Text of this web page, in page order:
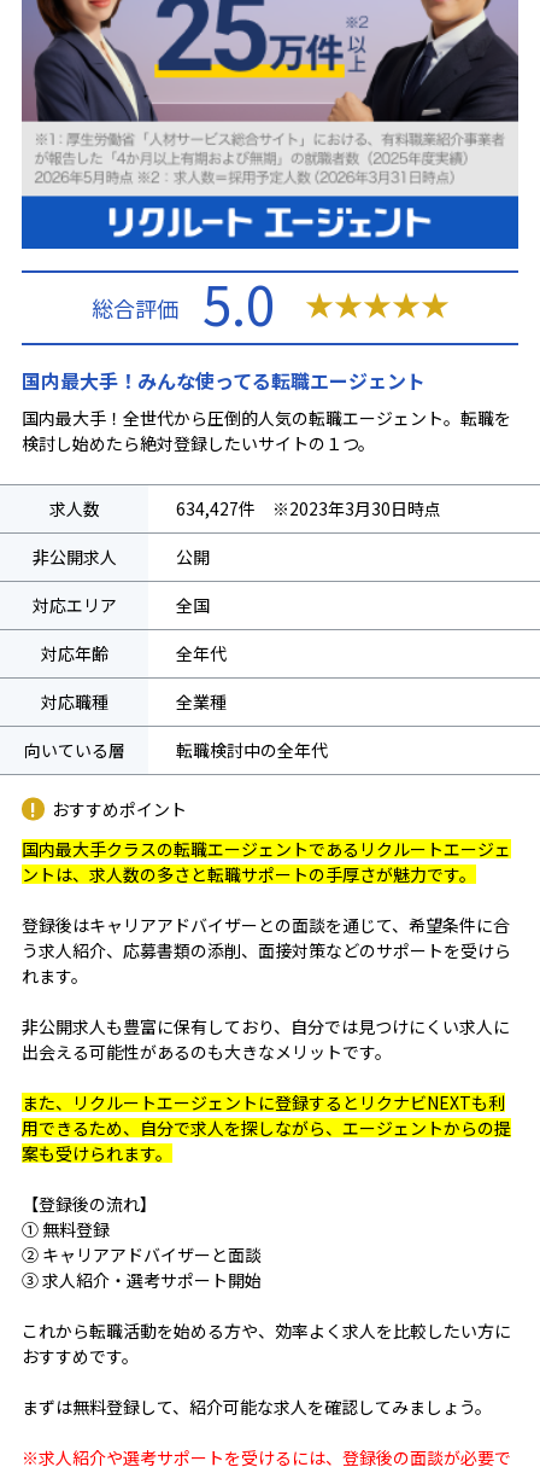
国内最大手！みんな使ってる転職エージェント
国内最大手！全世代から圧倒的人気の転職エージェント。転職を
検討し始めたら絶対登録したいサイトの１つ。
総合評価 5.0 ★★★★★
求人数
634,427件 ※2023年3月30日時点
非公開求人
公開
対応エリア
全国
対応年齢
全年代
対応職種
全業種
向いている層
転職検討中の全年代
おすすめポイント
国内最大手クラスの転職エージェントであるリクルートエージェ
ントは、求人数の多さと転職サポートの手厚さが魅力です。
登録後はキャリアアドバイザーとの面談を通じて、希望条件に合
う求人紹介、応募書類の添削、面接対策などのサポートを受けら
れます。
非公開求人も豊富に保有しており、自分では見つけにくい求人に
出会える可能性があるのも大きなメリットです。
また、リクルートエージェントに登録するとリクナビNEXTも利
用できるため、自分で求人を探しながら、エージェントからの提
案も受けられます。
【登録後の流れ】
① 無料登録
② キャリアアドバイザーと面談
③ 求人紹介・選考サポート開始
これから転職活動を始める方や、効率よく求人を比較したい方に
おすすめです。
まずは無料登録して、紹介可能な求人を確認してみましょう。
※求人紹介や選考サポートを受けるには、登録後の面談が必要で